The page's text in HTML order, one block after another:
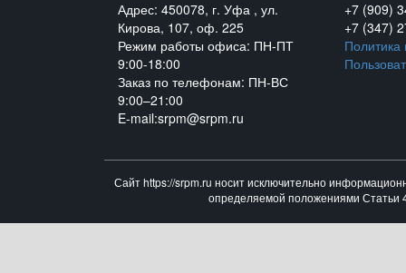
Адрес: 450078, г. Уфа , ул.
Кирова, 107, оф. 225
Режим работы офиса: ПН-ПТ
9:00-18:00
Заказ по телефонам: ПН-ВС
9:00–21:00
E-mail:srpm@srpm.ru
+7 (909)
+7 (347)
Сайт https://srpm.ru носит исключительно
определяемой положениями Статьи